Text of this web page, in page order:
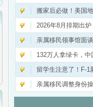
搬家后必做！美国
2026年8月排期出
亲属移民领事馆面
132万人拿绿卡，
留学生注意了！F-1
亲属移民调整身份